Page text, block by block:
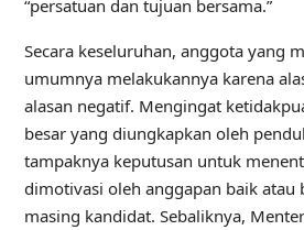
“persatuan dan tujuan bersama.”
Secara keseluruhan, anggota yang
umumnya melakukannya karena
alasan negatif. Mengingat
besar yang diungkapkan oleh
tampaknya keputusan untuk
dimotivasi oleh anggapan baik atau
masing kandidat. Sebaliknya,